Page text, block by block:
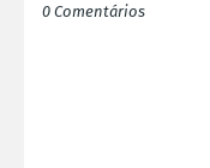
0 Comentários